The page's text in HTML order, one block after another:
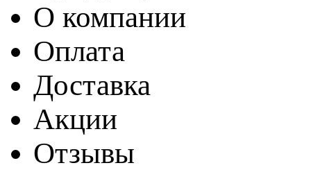
О компании
Оплата
Доставка
Акции
Отзывы